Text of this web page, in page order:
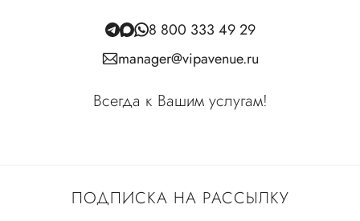
ПОДПИСКА НА РАССЫЛКУ
8 800 333 49 29
manager@vipavenue.ru
Всегда к Вашим услугам!